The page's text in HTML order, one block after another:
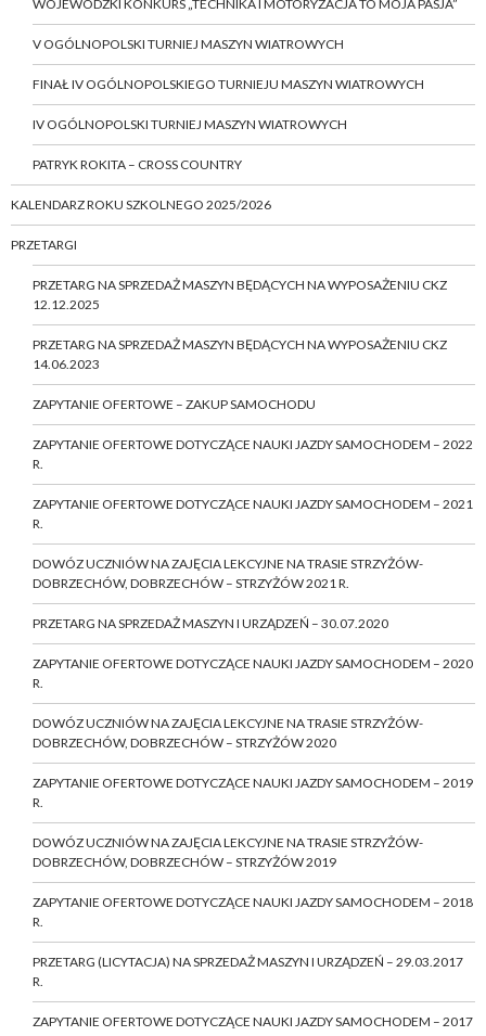
WOJEWÓDZKI KONKURS „TECHNIKA I MOTORYZACJA TO MOJA PASJA”
V OGÓLNOPOLSKI TURNIEJ MASZYN WIATROWYCH
FINAŁ IV OGÓLNOPOLSKIEGO TURNIEJU MASZYN WIATROWYCH
IV OGÓLNOPOLSKI TURNIEJ MASZYN WIATROWYCH
PATRYK ROKITA – CROSS COUNTRY
KALENDARZ ROKU SZKOLNEGO 2025/2026
PRZETARGI
PRZETARG NA SPRZEDAŻ MASZYN BĘDĄCYCH NA WYPOSAŻENIU CKZ
12.12.2025
PRZETARG NA SPRZEDAŻ MASZYN BĘDĄCYCH NA WYPOSAŻENIU CKZ
14.06.2023
ZAPYTANIE OFERTOWE – ZAKUP SAMOCHODU
ZAPYTANIE OFERTOWE DOTYCZĄCE NAUKI JAZDY SAMOCHODEM – 2022
R.
ZAPYTANIE OFERTOWE DOTYCZĄCE NAUKI JAZDY SAMOCHODEM – 2021
R.
DOWÓZ UCZNIÓW NA ZAJĘCIA LEKCYJNE NA TRASIE STRZYŻÓW-
DOBRZECHÓW, DOBRZECHÓW – STRZYŻÓW 2021 R.
PRZETARG NA SPRZEDAŻ MASZYN I URZĄDZEŃ – 30.07.2020
ZAPYTANIE OFERTOWE DOTYCZĄCE NAUKI JAZDY SAMOCHODEM – 2020
R.
DOWÓZ UCZNIÓW NA ZAJĘCIA LEKCYJNE NA TRASIE STRZYŻÓW-
DOBRZECHÓW, DOBRZECHÓW – STRZYŻÓW 2020
ZAPYTANIE OFERTOWE DOTYCZĄCE NAUKI JAZDY SAMOCHODEM – 2019
R.
DOWÓZ UCZNIÓW NA ZAJĘCIA LEKCYJNE NA TRASIE STRZYŻÓW-
DOBRZECHÓW, DOBRZECHÓW – STRZYŻÓW 2019
ZAPYTANIE OFERTOWE DOTYCZĄCE NAUKI JAZDY SAMOCHODEM – 2018
R.
PRZETARG (LICYTACJA) NA SPRZEDAŻ MASZYN I URZĄDZEŃ – 29.03.2017
R.
ZAPYTANIE OFERTOWE DOTYCZĄCE NAUKI JAZDY SAMOCHODEM – 2017